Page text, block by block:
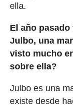
ella.
El año
Julbo, una
visto mucho
sobre ella?
Julbo es una
existe desde